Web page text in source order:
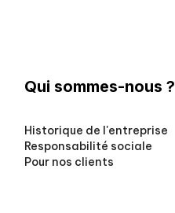
Qui sommes-nous ?
Historique de l'entreprise
Responsabilité sociale
Pour nos clients